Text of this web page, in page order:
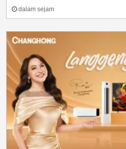
dalam sejam